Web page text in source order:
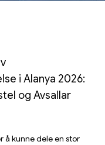
i Alanya 2026:
og Avsallar
å kunne dele en stor